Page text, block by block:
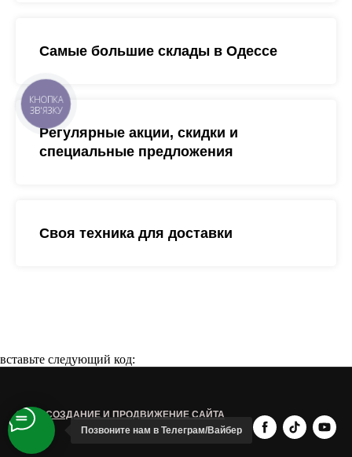
Позвоните нам в Teлеграм/Вайбер
Самые большие склады в Одессе
Регулярные акции, скидки и
специальные предложения
Своя техника для доставки
вставьте следующий код:
© 4С - СОЗДАНИЕ И ПРОДВИЖЕНИЕ САЙТА
КНОПКА
ЗВ'ЯЗКУ